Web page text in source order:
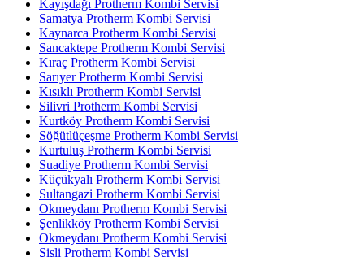
Kayışdağı Protherm Kombi Servisi
Samatya Protherm Kombi Servisi
Kaynarca Protherm Kombi Servisi
Sancaktepe Protherm Kombi Servisi
Kıraç Protherm Kombi Servisi
Sarıyer Protherm Kombi Servisi
Kısıklı Protherm Kombi Servisi
Silivri Protherm Kombi Servisi
Kurtköy Protherm Kombi Servisi
Söğütlüçeşme Protherm Kombi Servisi
Kurtuluş Protherm Kombi Servisi
Suadiye Protherm Kombi Servisi
Küçükyalı Protherm Kombi Servisi
Sultangazi Protherm Kombi Servisi
Okmeydanı Protherm Kombi Servisi
Şenlikköy Protherm Kombi Servisi
Okmeydanı Protherm Kombi Servisi
Şişli Protherm Kombi Servisi